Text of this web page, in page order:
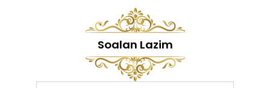
Soalan Lazim